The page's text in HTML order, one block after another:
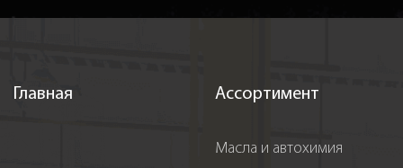
Главная Ассортимент
Масла и автохимия